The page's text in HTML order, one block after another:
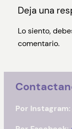
Deja una
Lo siento,
comentario.
Por Instagram: